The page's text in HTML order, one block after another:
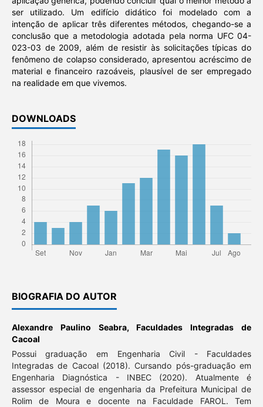
ser utilizado. Um edifício didático foi modelado com a
intenção de aplicar três diferentes métodos, chegando-se a
conclusão que a metodologia adotada pela norma UFC 04-
023-03 de 2009, além de resistir às solicitações típicas do
fenômeno de colapso considerado, apresentou acréscimo de
material e financeiro razoáveis, plausível de ser empregado
na realidade em que vivemos.
DOWNLOADS
BIOGRAFIA DO AUTOR
Alexandre Paulino Seabra,Faculdades Integradas de
Cacoal
Possui graduação em Engenharia Civil - Faculdades
Integradas de Cacoal (2018). Cursando pós-graduação em
Engenharia Diagnóstica - INBEC (2020). Atualmente é
assessor especial de engenharia da Prefeitura Municipal de
Rolim de Moura e docente na Faculdade FAROL. Tem